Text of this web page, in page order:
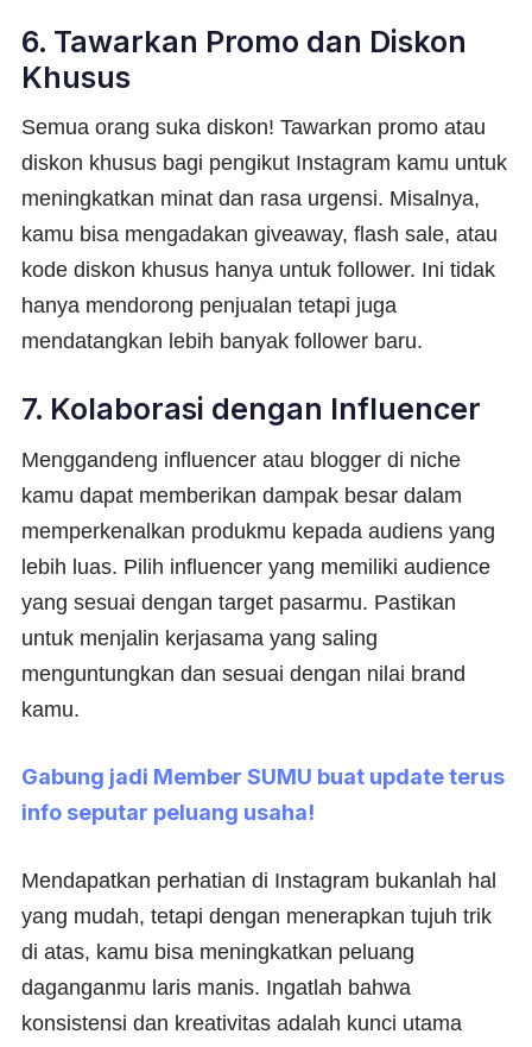
6. Tawarkan Promo dan Diskon
Khusus
Semua orang suka diskon! Tawarkan promo atau
diskon khusus bagi pengikut Instagram kamu untuk
meningkatkan minat dan rasa urgensi. Misalnya,
kamu bisa mengadakan giveaway, flash sale, atau
kode diskon khusus hanya untuk follower. Ini tidak
hanya mendorong penjualan tetapi juga
mendatangkan lebih banyak follower baru.
7. Kolaborasi dengan Influencer
Menggandeng influencer atau blogger di niche
kamu dapat memberikan dampak besar dalam
memperkenalkan produkmu kepada audiens yang
lebih luas. Pilih influencer yang memiliki audience
yang sesuai dengan target pasarmu. Pastikan
untuk menjalin kerjasama yang saling
menguntungkan dan sesuai dengan nilai brand
kamu.
Gabung jadi Member SUMU buat update terus
info seputar peluang usaha!
Mendapatkan perhatian di Instagram bukanlah hal
yang mudah, tetapi dengan menerapkan tujuh trik
di atas, kamu bisa meningkatkan peluang
daganganmu laris manis. Ingatlah bahwa
konsistensi dan kreativitas adalah kunci utama